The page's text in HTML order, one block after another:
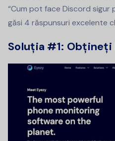
“Cum pot face Discord sigur
găsi 4 răspunsuri excelente
Soluția #1: Obțineți